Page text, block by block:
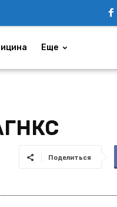
Еще
Поделиться